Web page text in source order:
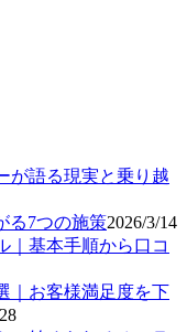
が語る現実と乗り越
る7つの施策2026/3/14
｜基本手順から口コ
｜お客様満足度を下